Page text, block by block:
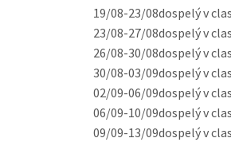
19/08-23/08dospelý v
23/08-27/08dospelý v
26/08-30/08dospelý v
30/08-03/09dospelý v
02/09-06/09dospelý v
06/09-10/09dospelý v
09/09-13/09dospelý v